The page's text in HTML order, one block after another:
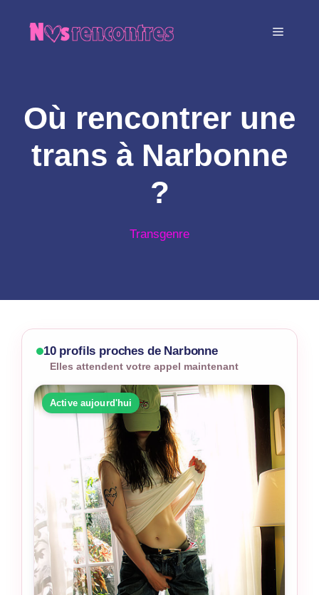
contenu
MENU
Où rencontrer une
trans à Narbonne
?
Transgenre
10 profils proches de Narbonne
Elles attendent votre appel maintenant
Active aujourd'hui